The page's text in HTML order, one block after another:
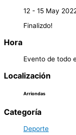
12 - 15 May
Finalizdo!
Hora
Evento de todo
Localización
Arriondas
Categoría
Deporte